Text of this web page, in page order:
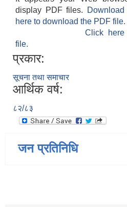
display PDF files.
here to download the PDF file.
Click
file.
प्रकार:
सूचना तथा समाचार
आर्थिक वर्ष:
८२/८३
जन प्रतिनिधि